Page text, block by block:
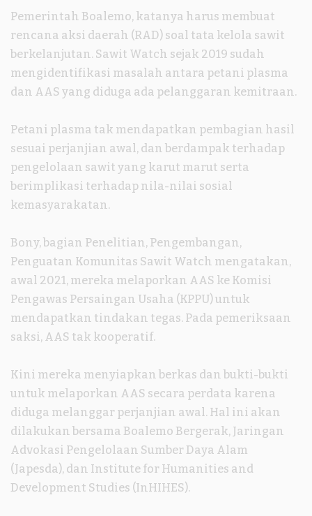
Pemerintah Boalemo, katanya harus membuat
rencana aksi daerah (RAD) soal tata kelola sawit
berkelanjutan. Sawit Watch sejak 2019 sudah
mengidentifikasi masalah antara petani plasma
dan AAS yang diduga ada pelanggaran kemitraan.
Petani plasma tak mendapatkan pembagian hasil
sesuai perjanjian awal, dan berdampak terhadap
pengelolaan sawit yang karut marut serta
berimplikasi terhadap nila-nilai sosial
kemasyarakatan.
Bony, bagian Penelitian, Pengembangan,
Penguatan Komunitas Sawit Watch mengatakan,
awal 2021, mereka melaporkan AAS ke Komisi
Pengawas Persaingan Usaha (KPPU) untuk
mendapatkan tindakan tegas. Pada pemeriksaan
saksi, AAS tak kooperatif.
Kini mereka menyiapkan berkas dan bukti-bukti
untuk melaporkan AAS secara perdata karena
diduga melanggar perjanjian awal. Hal ini akan
dilakukan bersama Boalemo Bergerak, Jaringan
Advokasi Pengelolaan Sumber Daya Alam
(Japesda), dan Institute for Humanities and
Development Studies (InHIHES).